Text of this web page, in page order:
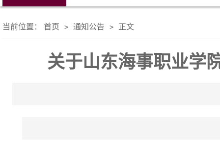
当前位置： 首页 > 通知公告 > 正文
关于山东海事职业学